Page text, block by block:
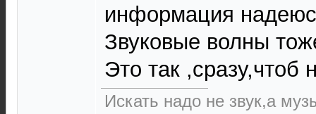
информация
Звуковые волны
Это так ,сразу,чтоб
Искать надо не звук,а